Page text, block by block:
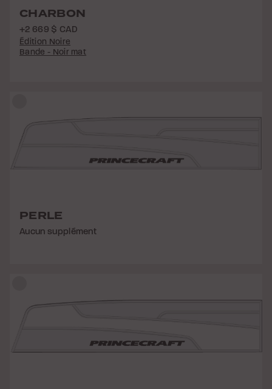
CHARBON
+2 669 $ CAD
Édition Noire
Bande - Noir mat
PERLE
Aucun supplément